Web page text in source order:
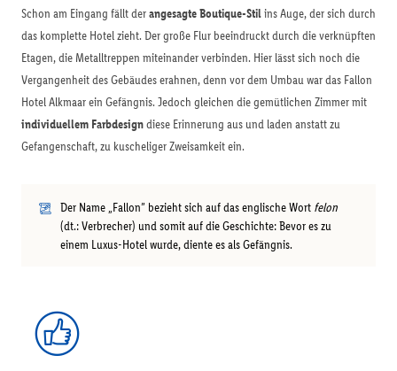
Schon am Eingang fällt derangesagte Boutique-Stilins Auge, der sich durch
das komplette Hotel zieht. Der große Flur beeindruckt durch die verknüpften
Etagen, die Metalltreppen miteinander verbinden. Hier lässt sich noch die
Vergangenheit des Gebäudes erahnen, denn vor dem Umbau war das Fallon
Hotel Alkmaar ein Gefängnis. Jedoch gleichen die gemütlichen Zimmer mit
individuellem Farbdesigndiese Erinnerung aus und laden anstatt zu
Gefangenschaft, zu kuscheliger Zweisamkeit ein.
Der Name „Fallon” bezieht sich auf das englische Wort felon
(dt.: Verbrecher) und somit auf die Geschichte: Bevor es zu
einem Luxus-Hotel wurde, diente es als Gefängnis.